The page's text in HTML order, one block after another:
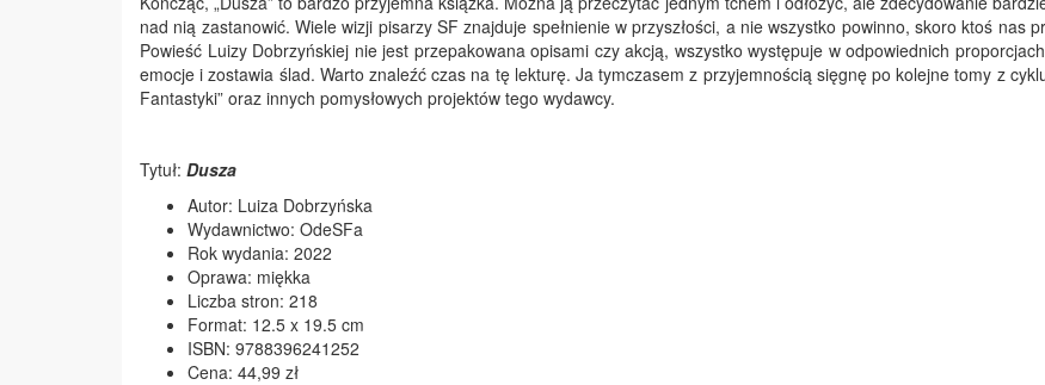
nad nią zastanowić. Wiele wizji pisarzy SF znajduje spełnienie w przyszłości, a nie wszystko powinno, skoro ktoś nas
Powieść Luizy Dobrzyńskiej nie jest przepakowana opisami czy akcją, wszystko występuje w odpowiednich
emocje i zostawia ślad. Warto znaleźć czas na tę lekturę. Ja tymczasem z przyjemnością sięgnę po kolejne tomy z
Fantastyki” oraz innych pomysłowych projektów tego wydawcy.
Tytuł: Dusza
Autor: Luiza Dobrzyńska
Wydawnictwo: OdeSFa
Rok wydania: 2022
Oprawa: miękka
Liczba stron: 218
Format: 12.5 x 19.5 cm
ISBN: 9788396241252
Cena: 44,99 zł